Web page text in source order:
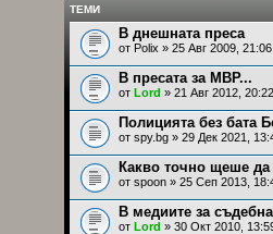
ТЕМИ
В днешната преса
от Polix » 25 Авг 2009, 21:06
В пресата за МВР...
от Lord » 21 Авг 2012, 20:22
Полицията без бата
от spy.bg » 29 Дек 2021,
Какво точно щеше
от spoon » 25 Сеп 2013,
В медиите за
от Lord » 30 Окт 2010,